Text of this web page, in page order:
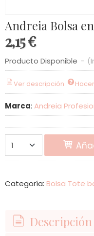
Andreia Bolsa
2,15 €
Producto Disponible -
Ver descripción
Marca: Andreia
Categoría: Bolsa Tote
Descripción